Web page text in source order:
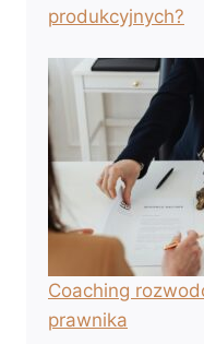
produkcyjnych?
Coaching
prawnika